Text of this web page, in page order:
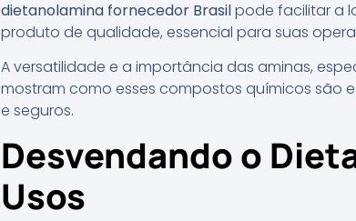
dietanolamina fornecedor Brasilpode facilitar a
produto de qualidade, essencial para suas
A versatilidade e a importância das aminas,
mostram como esses compostos químicos são
e seguros.
Desvendando o
Usos